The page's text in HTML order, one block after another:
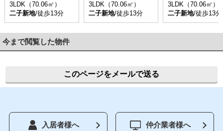
3LDK（70.06㎡）
二子新地/徒歩13分
3LDK（70.06㎡）
二子新地/徒歩13分
3LDK（70.06㎡）
二子新地/徒歩13分
今まで閲覧した物件
このページをメールで送る
入居者様へ 仲介業者様へ